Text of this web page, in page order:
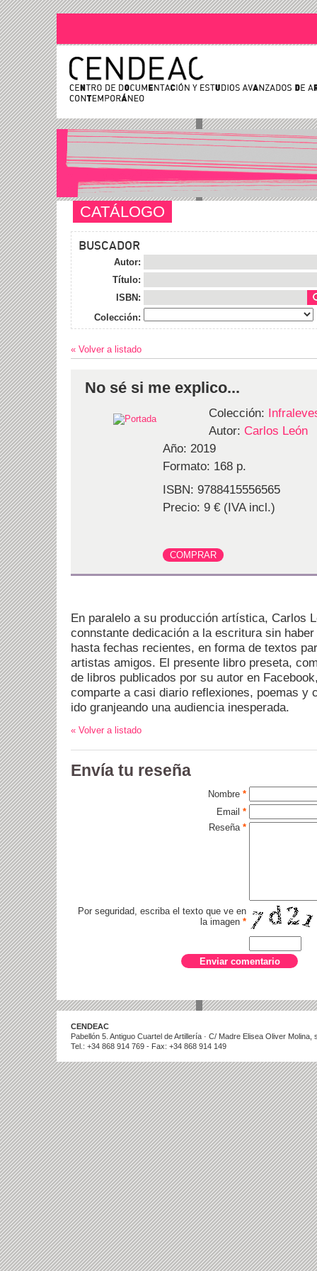
CATÁLOGO
BUSCADOR
Autor:
Título:
ISBN:
Colección:
« Volver a listado
No sé si me explico...
Colección:
Autor: Carlos León
Año: 2019
Formato: 168 p.
ISBN: 9788415556565
Precio: 9 € (IVA incl.)
En paralelo a su producción artística, Carlos
connstante dedicación a la escritura sin
hasta fechas recientes, en forma de textos
artistas amigos. El presente libro preseta,
de libros publicados por su autor en
comparte a casi diario reflexiones, poemas y
ido granjeando una audiencia inesperada.
« Volver a listado
Envía tu reseña
Nombre *
Email *
Reseña *
Por seguridad, escriba el texto que ve en
la imagen *
CENDEAC
Pabellón 5. Antiguo Cuartel de Artillería · C/ Madre Elisea Oliver
Tel.: +34 868 914 769 - Fax: +34 868 914 149